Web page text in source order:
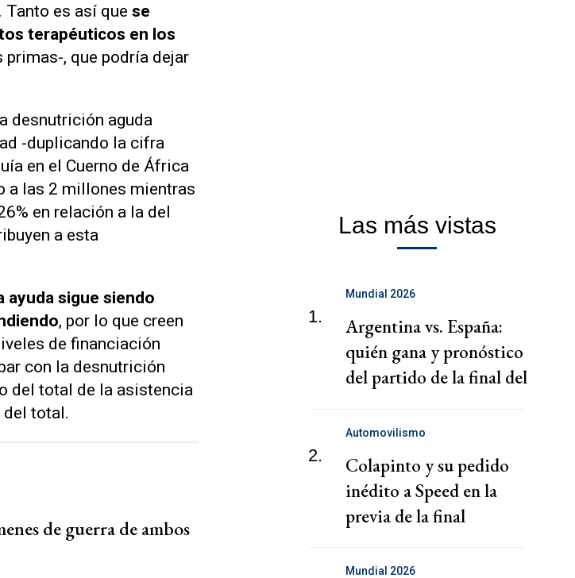
es así que se
terapéuticos en los
, que podría dejar
desnutrición aguda
-duplicando la cifra
en el Cuerno de África
a las 2 millones mientras
en relación a la del
a esta
ayuda sigue siendo
, por lo que creen
de financiación
con la desnutrición
del total de la asistencia
total.
de guerra de ambos
Las más vistas
1.
Mundial 2026
Argentina vs. España:
quién gana y pronóstico
del partido de la final del
2.
Automovilismo
Colapinto y su pedido
inédito a Speed en la
previa de la final
Mundial 2026